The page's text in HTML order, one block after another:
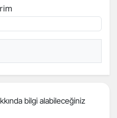
bilgi alabileceğiniz